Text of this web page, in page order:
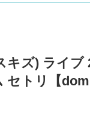
ズ) ライブ
トリ【